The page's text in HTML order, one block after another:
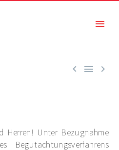
  
Herren! Unter Bezugnahme